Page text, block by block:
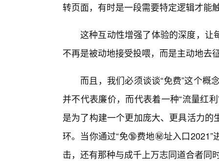
转页面，有时是一段需要特定逻辑才能
这种互动性增强了体验的深度，让
不再是被动地接受投喂，而是主动地去
而且，我们必须谈谈“免费”这个概
并不代表廉价，而代表着一种“流量红
是为了构建一个更加庞大、更具活力
环。当你通过“免🔞费地㊙️址入口
击，还有那种与成千上万志同道合者同